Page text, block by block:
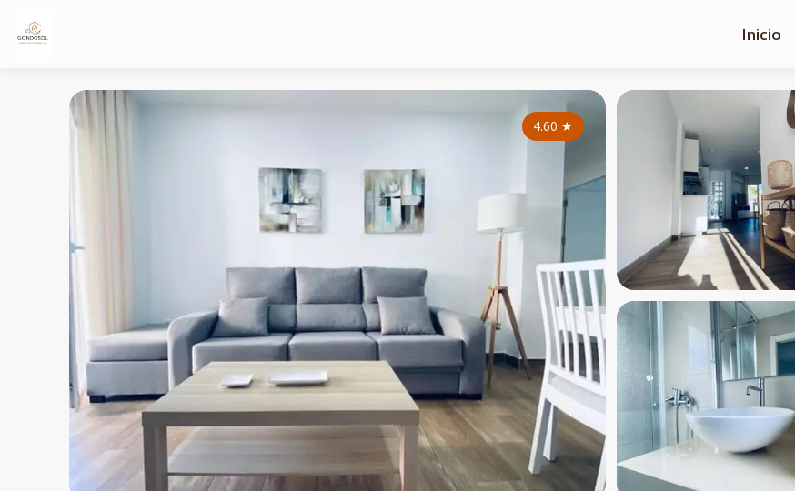
Inicio
4.60 ★